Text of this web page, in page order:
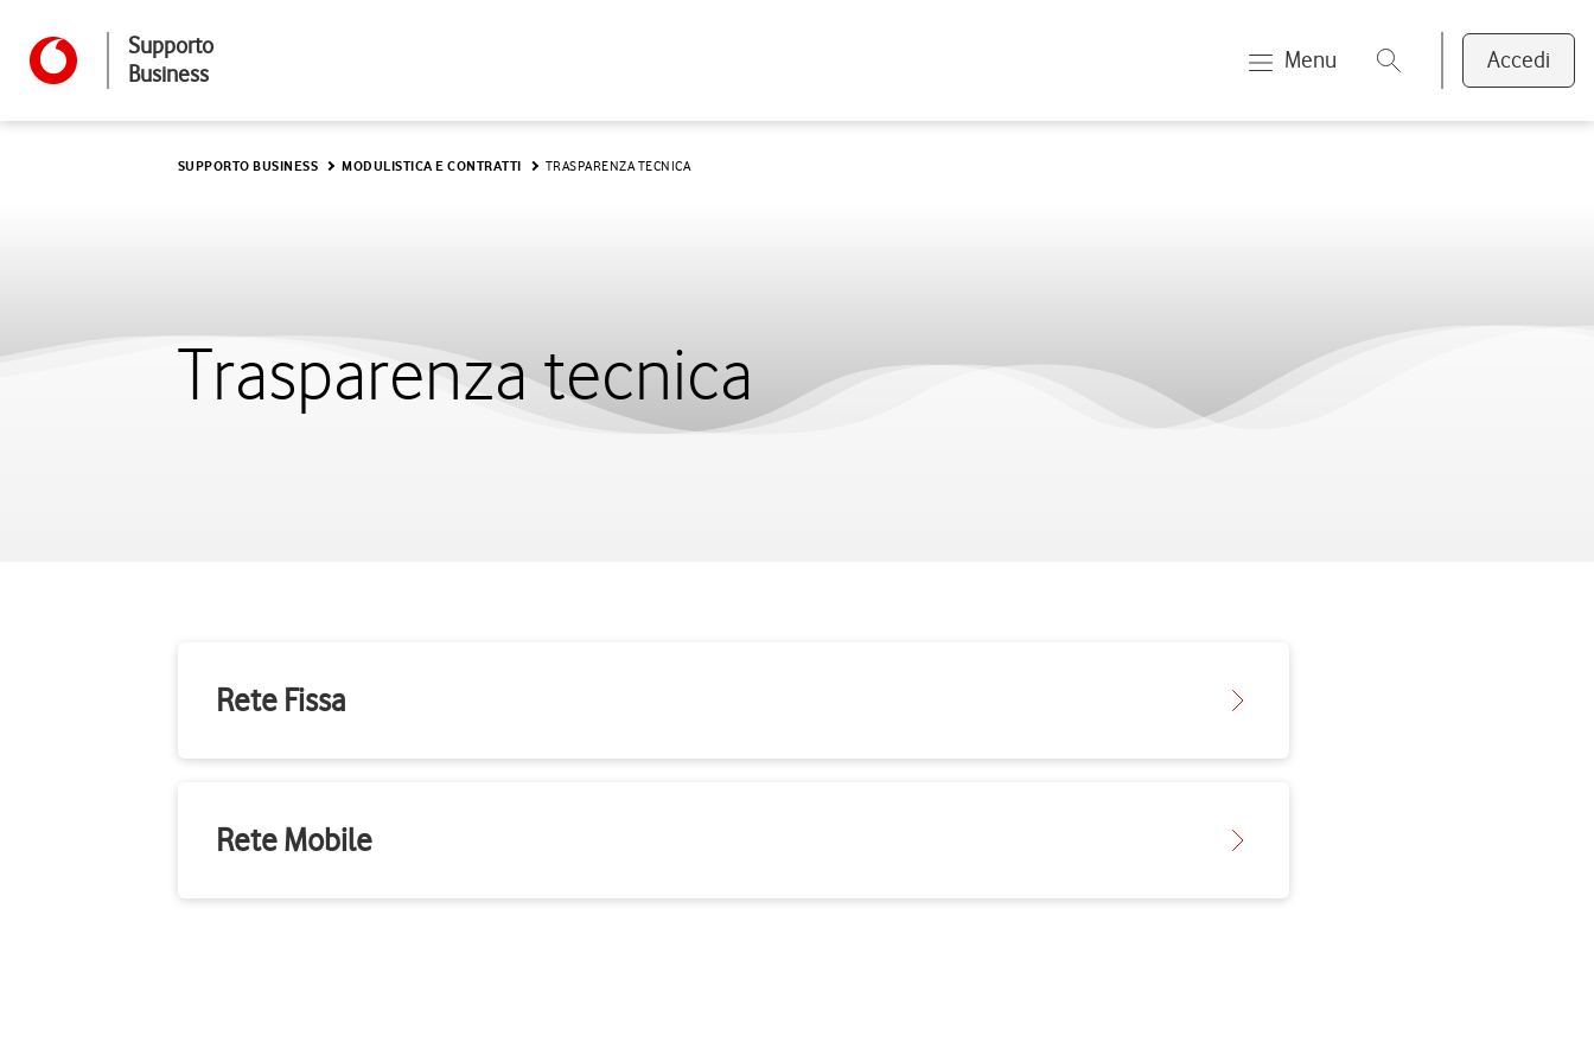
Supporto
Business
Menu Accedi
SUPPORTO BUSINESS MODULISTICA E CONTRATTI TRASPARENZA TECNICA
Trasparenza tecnica
Rete Fissa
Rete Mobile